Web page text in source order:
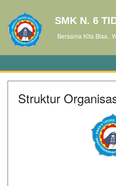
SMK N. 6
Bersama Kita Bisa..
Struktur